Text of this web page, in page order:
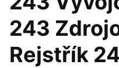
243
Rejstřík